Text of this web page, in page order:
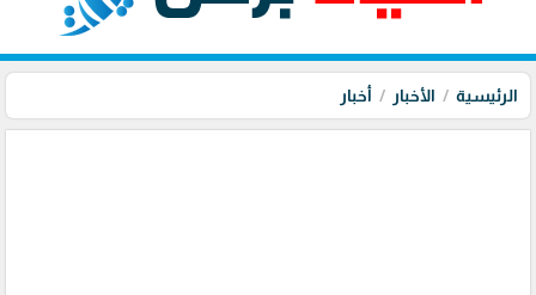
الرئيسية الأخبار أخبار